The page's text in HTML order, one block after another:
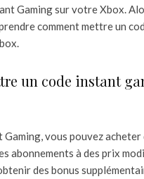
Gaming sur votre Xbox.
comment mettre un
un code instant
vous pouvez acheter
abonnements à des prix
des bonus